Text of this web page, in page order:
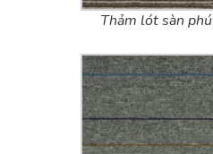
Thảm lót sàn